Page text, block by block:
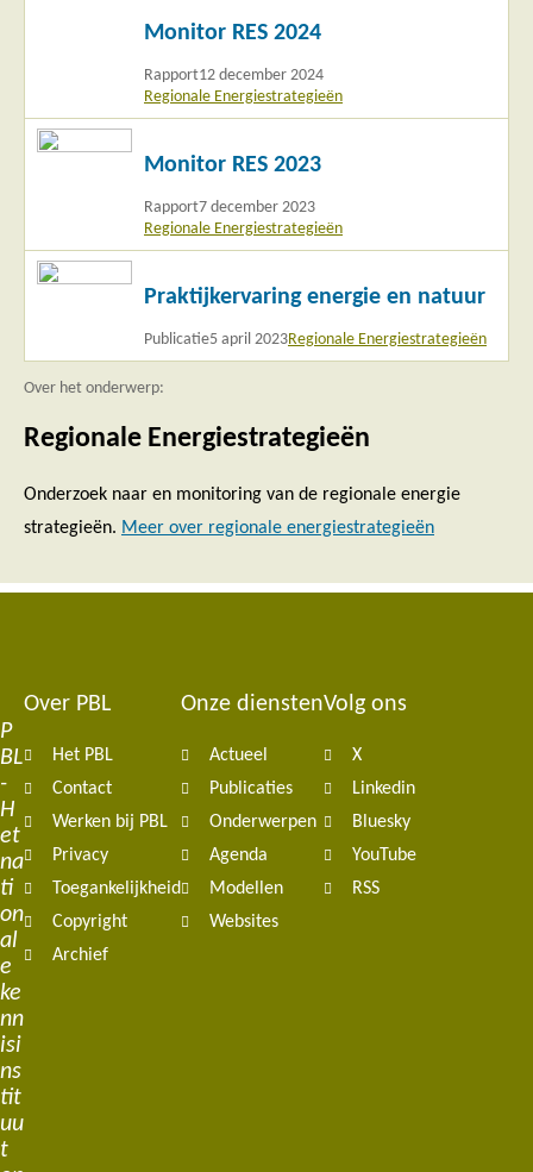
Monitor RES 2024
Rapport12 december 2024
Regionale Energiestrategieën
Monitor RES 2023
Rapport7 december 2023
Regionale Energiestrategieën
Lees
Praktijkervaring energie en natuur
Publicatie5 april 2023Regionale Energiestrategieën
Lees
Over het onderwerp:
Regionale Energiestrategieën
Onderzoek naar en monitoring van de regionale energie
strategieën. Meer over regionale energiestrategieën
P
BL
-
H
et
na
ti
on
al
e
ke
nn
isi
ns
tit
uu
t
Footer
navigation
Over PBL
Het PBL
Contact
Werken bij PBL
Privacy
Toegankelijkheid
Copyright
Archief
Onze diensten
Actueel
Publicaties
Onderwerpen
Agenda
Modellen
Websites
Volg ons
X
Linkedin
Bluesky
YouTube
RSS